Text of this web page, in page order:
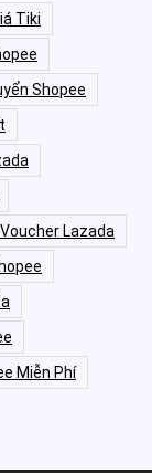
Tiki
Shopee
Lazada
Miễn Phí